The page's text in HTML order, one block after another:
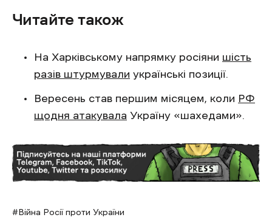
Читайте також
На Харківському напрямку росіяни шість
разів штурмували українські позиції.
Вересень став першим місяцем, коли РФ
щодня атакувала Україну «шахедами».
Війна Росії проти України